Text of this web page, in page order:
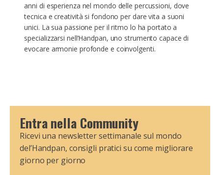
anni di esperienza nel mondo delle percussioni, dove
tecnica e creatività si fondono per dare vita a suoni
unici. La sua passione per il ritmo lo ha portato a
specializzarsi nell’Handpan, uno strumento capace di
evocare armonie profonde e coinvolgenti.
Entra nella Community
Ricevi una newsletter settimanale sul mondo
del’Handpan, consigli pratici su come migliorare
giorno per giorno